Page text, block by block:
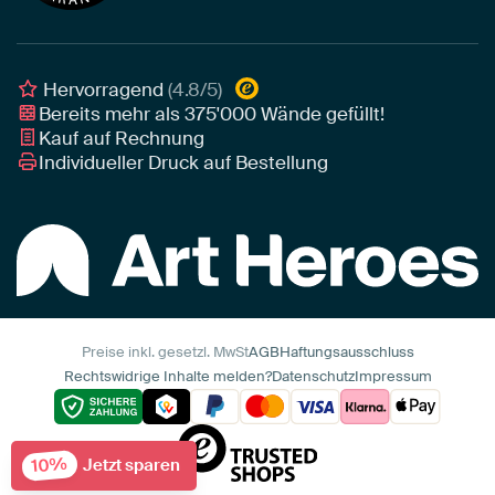
Awards und Preise
Art Heroes App
Hervorragend(4.8/5)
Bereits mehr als375'000Wände gefüllt!
Kauf auf Rechnung
Individueller Druck auf Bestellung
Preise inkl. gesetzl. MwStAGBHaftungsausschluss
Rechtswidrige Inhalte melden?DatenschutzImpressum
10% Jetzt sparen